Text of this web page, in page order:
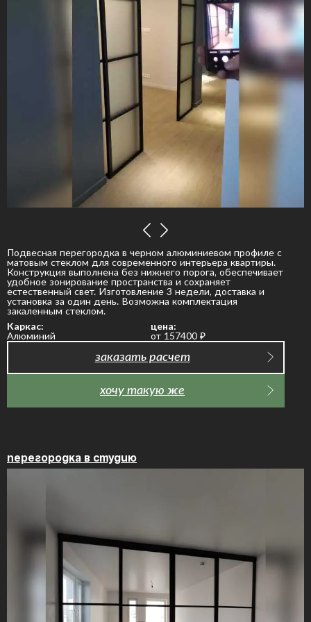
Подвесная перегородка в черном алюминиевом профиле с
матовым стеклом для современного интерьера квартиры.
Конструкция выполнена без нижнего порога, обеспечивает
удобное зонирование пространства и сохраняет
естественный свет. Изготовление 3 недели, доставка и
установка за один день. Возможна комплектация
закаленным стеклом.
Каркас:
Алюминий
цена:
от 157400 ₽
заказать расчет
хочу такую же
Перегородка в студию